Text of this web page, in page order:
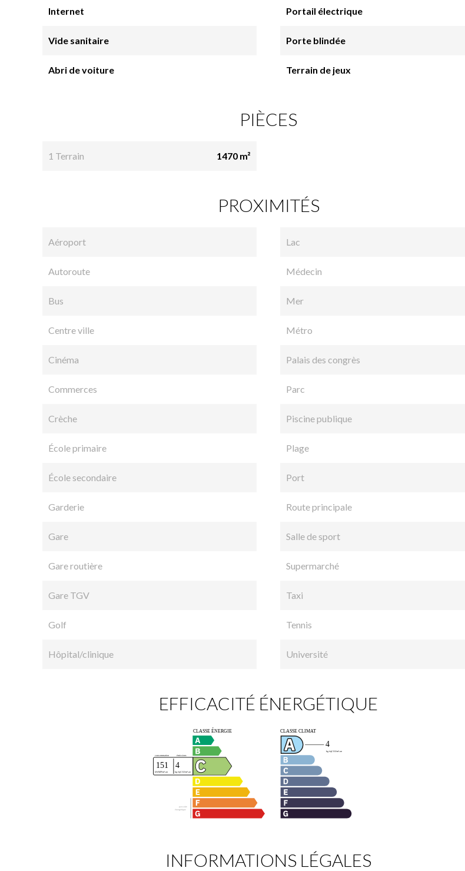
Internet
Vide sanitaire
Abri de voiture
Portail électrique
Porte blindée
Terrain de jeux
PIÈCES
1 Terrain 1470 m²
PROXIMITÉS
Aéroport
Autoroute
Bus
Centre ville
Cinéma
Commerces
Crèche
École primaire
École secondaire
Garderie
Gare
Gare routière
Gare TGV
Golf
Hôpital/clinique
Lac
Médecin
Mer
Métro
Palais des congrès
Parc
Piscine publique
Plage
Port
Route principale
Salle de sport
Supermarché
Taxi
Tennis
Université
EFFICACITÉ ÉNERGÉTIQUE
INFORMATIONS LÉGALES